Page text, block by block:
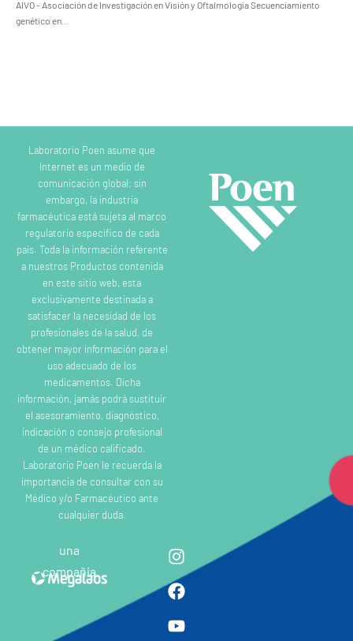
AIVO - Asociación de Investigación en Visión y Oftalmología Secuenciamiento
genético en…
Laboratorio Poen asume que
Internet es un medio de
comunicación global; sin
embargo, la industria
farmacéutica está sujeta al marco
regulatorio específico de cada
país. Toda la información referente
a nuestros Productos contenida
en este sitio web, esta
exclusivamente destinada a
satisfacer la necesidad de los
profesionales de la salud, de
obtener mayor información para el
uso adecuado de los
medicamentos. Dicha
información, jamás podrá sustituir
el asesoramiento, diagnóstico,
indicación o consejo profesional
de un médico calificado.
Laboratorio Poen le recuerda la
importancia de consultar con su
Médico y/o Farmacéutico ante
cualquier duda.
una
compañia